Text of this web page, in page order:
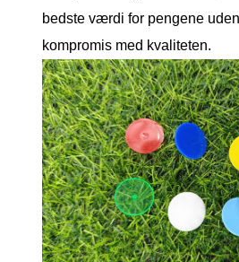
bedste værdi for pengene
kompromis med kvaliteten.